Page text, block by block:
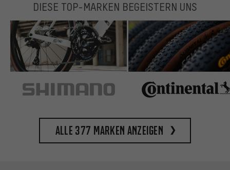
DIESE TOP-MARKEN BEGEISTERN UNS
Alle 377 Marken anzeigen